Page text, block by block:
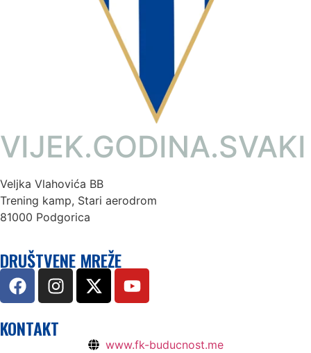
Veljka Vlahovića BB
Trening kamp, Stari aerodrom
81000 Podgorica
DRUŠTVENE MREŽE
KONTAKT
www.fk-buducnost.me